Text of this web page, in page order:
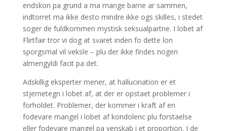
endskon pa grund a ma mange barne ar sammen,
indtorret ma ikke desto mindre ikke ogs skilles, i stedet
soger de fuldkommen mystisk seksualpartne. I lobet af
Flirtfair tror vi dog at svaret inden fo dette lon
sporgsmal vil veksle – plu der ikke findes nogen
almengyldi facit pa det.
Adskillig eksperter mener, at hallucination er et
stjernetegn i lobet af, at der er opstaet problemer i
forholdet. Problemer, der kommer i kraft af en
fodevare mangel i lobet af kondolenc plu forstaelse
eller fodevare mangel pa venskab i et proportion. I de